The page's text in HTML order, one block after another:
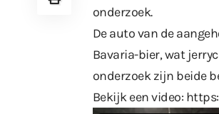
onderzoek.
De auto van de
Bavaria-bier, wat
onderzoek zijn beide
Bekijk een video: